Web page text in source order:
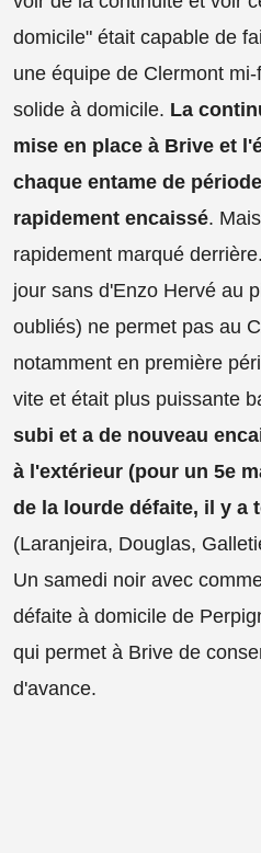
domicile" était capable de
une équipe de Clermont
solide à domicile. La
mise en place à Brive et
chaque entame de
rapidement encaissé.
rapidement marqué
jour sans d'Enzo Hervé au
oubliés) ne permet pas au
notamment en première
vite et était plus puissante
subi et a de nouveau
à l'extérieur (pour un 5e
de la lourde défaite, il y a
(Laranjeira, Douglas,
Un samedi noir avec
défaite à domicile de
qui permet à Brive de
d'avance.